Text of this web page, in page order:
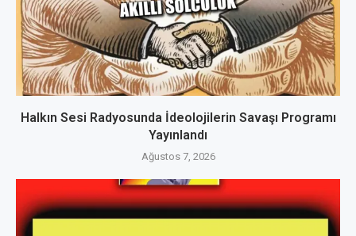
Halkın Sesi Radyosunda İdeolojilerin Savaşı Programı
Yayınlandı
Ağustos 7, 2026